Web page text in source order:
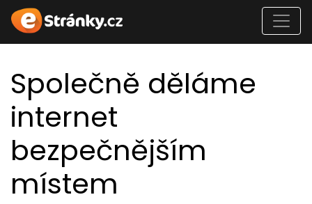
Společně děláme
internet
bezpečnějším
místem